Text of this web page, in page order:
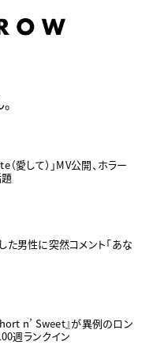
（愛して）」MV公開、ホラー
た男性に突然コメント「あな
n’ Sweet』が異例のロン
週ランクイン